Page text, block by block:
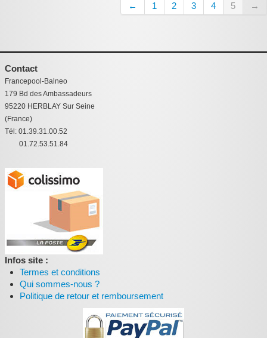
← 1 2 3 4 5 →
Contact
Francepool-Balneo
179 Bd des Ambassadeurs
95220 HERBLAY Sur Seine
(France)
Tél: 01.39.31.00.52
01.72.53.51.84
Infos site :
Termes et conditions
Qui sommes-nous ?
Politique de retour et remboursement